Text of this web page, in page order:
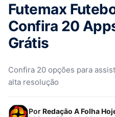
Futemax
Confira 20
Grátis
Confira 20 opções para
alta resolução
PorRedação A Folha